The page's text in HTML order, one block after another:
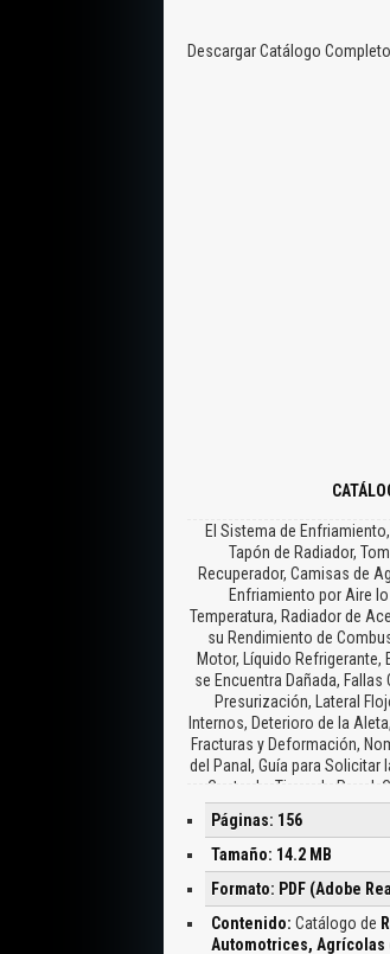
Descargar Catálogo
El Sistema de
Tapón de Radiador,
Recuperador, Camisas de
Enfriamiento por Aire
Temperatura, Radiador de
su Rendimiento de
Motor, Líquido Refrigerante,
se Encuentra Dañada,
Presurización, Lateral
Internos, Deterioro de la
Fracturas y Deformación,
del Panal, Guía para Solicitar
Centrada, Tipos de Panal,
Radiadores
Medidas de Cabeceras,
Automotrices, Gollete,
Sujeción, Información que
Radiadores Audi,
Radiadores Chrysler,
Radiadores Mercedes
Páginas: 156
Tamaño: 14.2 MB
Formato: PDF (Adobe
Contenido: Catálogo de
Automotrices,